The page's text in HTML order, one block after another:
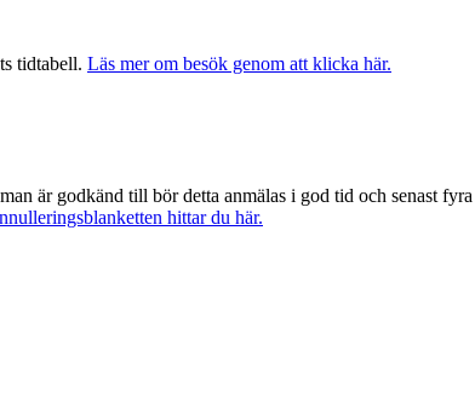
tidtabell. Läs mer om besök genom att klicka här.
är godkänd till bör detta anmälas i god tid och senast
hittar du här.